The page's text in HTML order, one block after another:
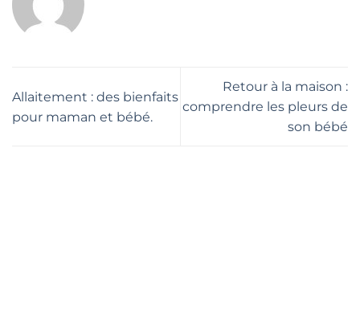
Allaitement : des bienfaits
pour maman et bébé.
Retour à la maison :
comprendre les pleurs de
son bébé